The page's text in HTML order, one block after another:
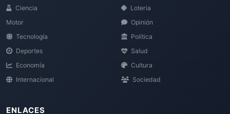
Ciencia
Motor
Tecnología
Deportes
Economía
Internacional
Loteria
Opinión
Política
Salud
Cultura
Sociedad
ENLACES